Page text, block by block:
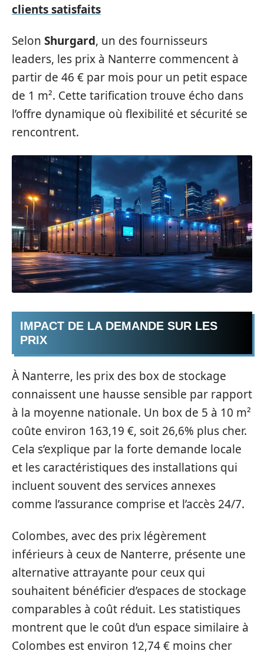
clients satisfaits
Selon Shurgard, un des fournisseurs
leaders, les prix à Nanterre commencent à
partir de 46 € par mois pour un petit espace
de 1 m². Cette tarification trouve écho dans
l’offre dynamique où flexibilité et sécurité se
rencontrent.
IMPACT DE LA DEMANDE SUR LES
PRIX
À Nanterre, les prix des box de stockage
connaissent une hausse sensible par rapport
à la moyenne nationale. Un box de 5 à 10 m²
coûte environ 163,19 €, soit 26,6% plus cher.
Cela s’explique par la forte demande locale
et les caractéristiques des installations qui
incluent souvent des services annexes
comme l’assurance comprise et l’accès 24/7.
Colombes, avec des prix légèrement
inférieurs à ceux de Nanterre, présente une
alternative attrayante pour ceux qui
souhaitent bénéficier d’espaces de stockage
comparables à coût réduit. Les statistiques
montrent que le coût d’un espace similaire à
Colombes est environ 12,74 € moins cher